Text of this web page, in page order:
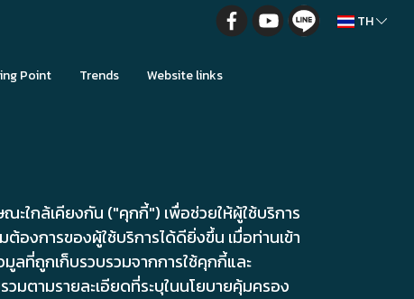
TH
Point Trends Website links
ะใกล้เคียงกัน ("คุกกี้") เพื่อช่วยให้ผู้ใช้บริการ
งการของผู้ใช้บริการได้ดียิ่งขึ้น เมื่อท่านเข้า
ลที่ถูกเก็บรวบรวมจากการใช้คุกกี้และ
มตามรายละเอียดที่ระบุในนโยบายคุ้มครอง